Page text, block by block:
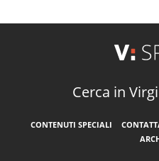
Cerca in
CONTENUTI SPECIALI